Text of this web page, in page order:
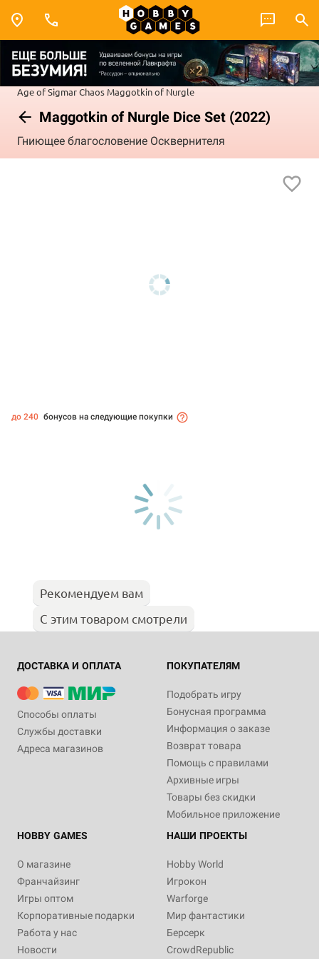
Age of SigmarChaos Maggotkin of Nurgle
Maggotkin of Nurgle Dice Set (2022)
Гниющее благословение Осквернителя
до 240 бонусов на следующие покупки
Рекомендуем вам
С этим товаром смотрели
ДОСТАВКА И ОПЛАТА
Способы оплаты
Службы доставки
Адреса магазинов
ПОКУПАТЕЛЯМ
Подобрать игру
Бонусная программа
Информация о заказе
Возврат товара
Помощь с правилами
Архивные игры
Товары без скидки
Мобильное приложение
HOBBY GAMES
О магазине
Франчайзинг
Игры оптом
Корпоративные подарки
Работа у нас
Новости
НАШИ ПРОЕКТЫ
Hobby World
Игрокон
Warforge
Мир фантастики
Берсерк
CrowdRepublic